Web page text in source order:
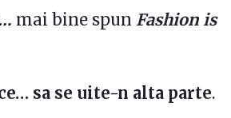
mai bine spun Fashion is
sa se uite-n alta parte.